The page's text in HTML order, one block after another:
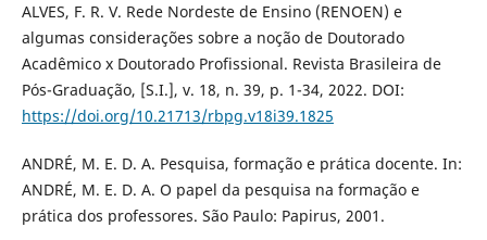
ALVES, F. R. V. Rede Nordeste de Ensino (RENOEN) e
algumas considerações sobre a noção de Doutorado
Acadêmico x Doutorado Profissional. Revista Brasileira de
Pós-Graduação, [S.I.], v. 18, n. 39, p. 1-34, 2022. DOI:
https://doi.org/10.21713/rbpg.v18i39.1825
ANDRÉ, M. E. D. A. Pesquisa, formação e prática docente. In:
ANDRÉ, M. E. D. A. O papel da pesquisa na formação e
prática dos professores. São Paulo: Papirus, 2001.